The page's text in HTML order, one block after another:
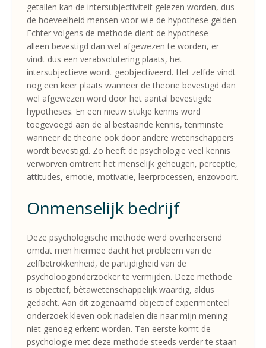
getallen kan de intersubjectiviteit gelezen worden, dus
de hoeveelheid mensen voor wie de hypothese gelden.
Echter volgens de methode dient de hypothese
alleen bevestigd dan wel afgewezen te worden, er
vindt dus een verabsolutering plaats, het
intersubjectieve wordt geobjectiveerd. Het zelfde vindt
nog een keer plaats wanneer de theorie bevestigd dan
wel afgewezen word door het aantal bevestigde
hypotheses. En een nieuw stukje kennis word
toegevoegd aan de al bestaande kennis, tenminste
wanneer de theorie ook door andere wetenschappers
wordt bevestigd. Zo heeft de psychologie veel kennis
verworven omtrent het menselijk geheugen, perceptie,
attitudes, emotie, motivatie, leerprocessen, enzovoort.
Onmenselijk bedrijf
Deze psychologische methode werd overheersend
omdat men hiermee dacht het probleem van de
zelfbetrokkenheid, de partijdigheid van de
psycholoogonderzoeker te vermijden. Deze methode
is objectief, bètawetenschappelijk waardig, aldus
gedacht. Aan dit zogenaamd objectief experimenteel
onderzoek kleven ook nadelen die naar mijn mening
niet genoeg erkent worden. Ten eerste komt de
psychologie met deze methode steeds verder te staan